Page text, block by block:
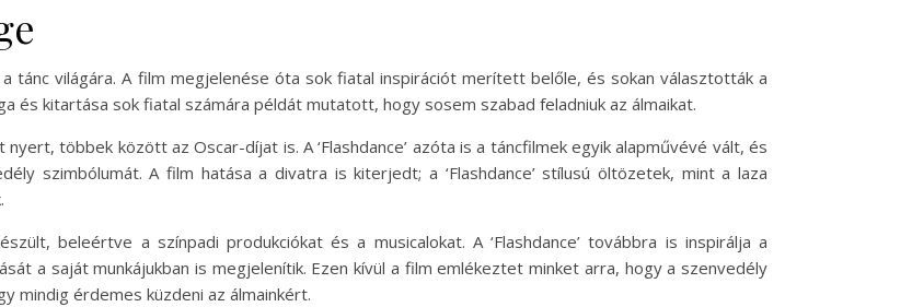
a tánc világára. A film megjelenése óta sok fiatal inspirációt merített belőle, és sokan választották a
és kitartása sok fiatal számára példát mutatott, hogy sosem szabad feladniuk az álmaikat.
többek között az Oscar-díjat is. A ‘Flashdance’ azóta is a táncfilmek egyik alapművévé vált, és
szimbólumát. A film hatása a divatra is kiterjedt; a ‘Flashdance’ stílusú öltözetek, mint a laza
beleértve a színpadi produkciókat és a musicalokat. A ‘Flashdance’ továbbra is inspirálja a
a saját munkájukban is megjelenítik. Ezen kívül a film emlékeztet minket arra, hogy a szenvedély
mindig érdemes küzdeni az álmainkért.